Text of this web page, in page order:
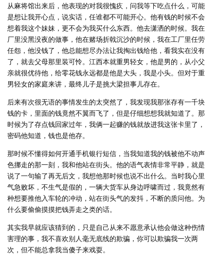
从麻将馆出来后，他表现的对我很愧疚，问我等下吃点什么，可能
是想让我开心点，说实话，任谁都不可能开心。他有钱的时候不会
想着我这个妹妹，更不会为我买什么东西。他去潇洒的时候。我在
厂里没黑没夜的做事，他在赌场折戟沉沙的时候，我在工厂里任劳
任怨，他没钱了，他总能想尽办法让我掏出钱给他，看我实在没有
了，就去父母那里装可怜。江西本就重男轻女，他是男的，从小父
亲就很优待他，给零花钱永远都是他是大头，我是小头。但对于重
男轻女的家庭来讲，最终儿子是挑大梁担事儿存在。
后来有次很无语的事情发生的太突然了，我发现我那张存有一千块
钱的卡，里面的钱竟然不翼而飞了，但是仔细想想我就知道了。那
时候为了存点钱回家过年，我俩一起赚的钱就放进我这张卡里了，
密码他知道，钱也是他存。
那时候不懂得如何开通手机银行短信，当我知道我的钱被他不动声
色挪走的那一刻，我和他站在街头。他的语气表情非常平静，就是
说了一句输了再无后文，我想他那时候也说不出什么。当时我心里
气急败坏，不生气是假的，一辆大货车从身边呼啸而过，我竟然有
种想要推他入车轮的冲动，站在街头气的发抖，不断的质问他。为
什么要偷偷摸摸把钱弄走之类的话。
其实我早就应该猜到的，只是自己从来不愿意承认他会做这种伤情
害理的事，我不喜欢别人毫无底线的欺骗，你可以欺骗我一次两
次，但不能总拿我当傻子来戏耍。